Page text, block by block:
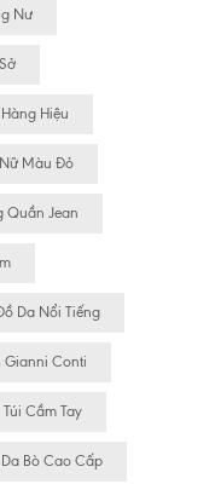
Nư
Hiệu
Màu Đỏ
Quần Jean
Da Nổi Tiếng
Gianni Conti
Túi Cầm Tay
Da Bò Cao Cấp